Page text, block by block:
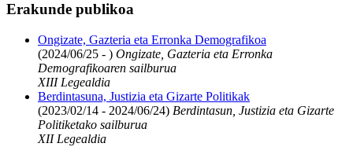
Erakunde publikoa
Ongizate, Gazteria eta Erronka Demografikoa
(2024/06/25 - ) Ongizate, Gazteria eta Erronka
Demografikoaren sailburua
XIII Legealdia
Berdintasuna, Justizia eta Gizarte Politikak
(2023/02/14 - 2024/06/24) Berdintasun, Justizia eta Gizarte
Politiketako sailburua
XII Legealdia